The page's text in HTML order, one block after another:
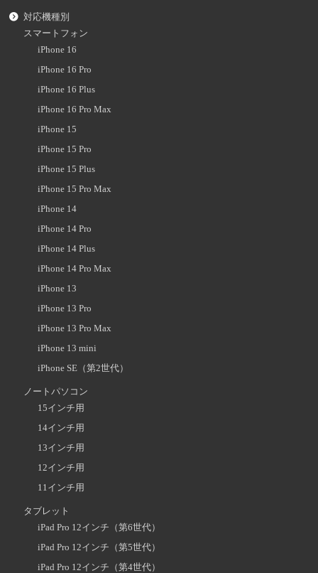
対応機種別
スマートフォン
iPhone 16
iPhone 16 Pro
iPhone 16 Plus
iPhone 16 Pro Max
iPhone 15
iPhone 15 Pro
iPhone 15 Plus
iPhone 15 Pro Max
iPhone 14
iPhone 14 Pro
iPhone 14 Plus
iPhone 14 Pro Max
iPhone 13
iPhone 13 Pro
iPhone 13 Pro Max
iPhone 13 mini
iPhone SE（第2世代）
ノートパソコン
15インチ用
14インチ用
13インチ用
12インチ用
11インチ用
タブレット
iPad Pro 12インチ（第6世代）
iPad Pro 12インチ（第5世代）
iPad Pro 12インチ（第4世代）